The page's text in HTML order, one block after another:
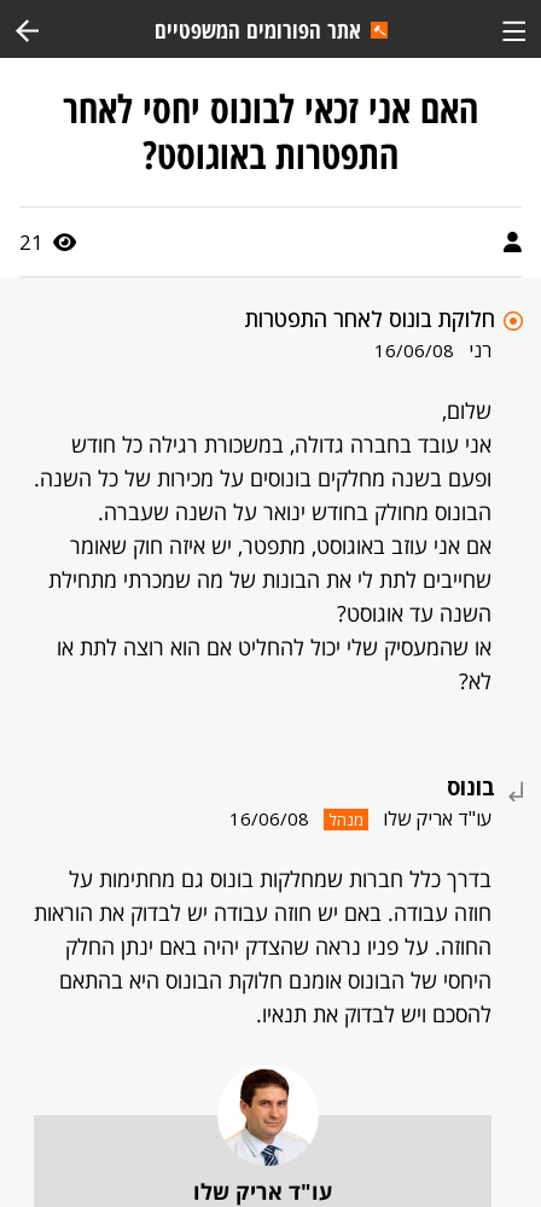
אתר הפורומים המשפטיים
האם אני זכאי לבונוס יחסי לאחר
התפטרות באוגוסט?
21
חלוקת בונוס לאחר התפטרות
רני 16/06/08
שלום,
אני עובד בחברה גדולה, במשכורת רגילה כל חודש
ופעם בשנה מחלקים בונוסים על מכירות של כל השנה.
הבונוס מחולק בחודש ינואר על השנה שעברה.
אם אני עוזב באוגוסט, מתפטר, יש איזה חוק שאומר
שחייבים לתת לי את הבונות של מה שמכרתי מתחילת
השנה עד אוגוסט?
או שהמעסיק שלי יכול להחליט אם הוא רוצה לתת או
לא?
בונוס
עו"ד אריק שלו מנהל 16/06/08
בדרך כלל חברות שמחלקות בונוס גם מחתימות על
חוזה עבודה. באם יש חוזה עבודה יש לבדוק את הוראות
החוזה. על פניו נראה שהצדק יהיה באם ינתן החלק
היחסי של הבונוס אומנם חלוקת הבונוס היא בהתאם
להסכם ויש לבדוק את תנאיו.
עו"ד אריק שלו